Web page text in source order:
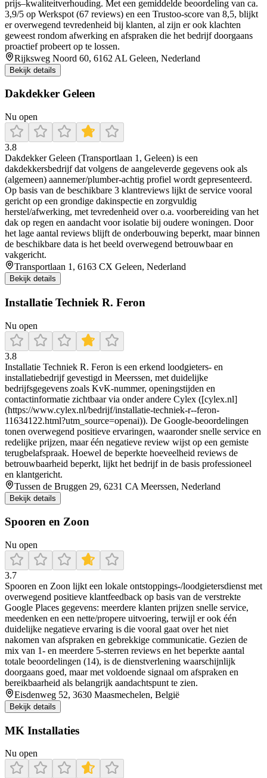
prijs–kwaliteitverhouding. Met een gemiddelde beoordeling van ca.
3,9/5 op Werkspot (67 reviews) en een Trustoo-score van 8,5, blijkt
er overwegend tevredenheid bij klanten, al zijn er ook klachten
geweest rondom afwerking en afspraken die het bedrijf doorgaans
proactief probeert op te lossen.
Rijksweg Noord 60, 6162 AL Geleen, Nederland
Bekijk details
Dakdekker Geleen
Nu open
3.8
Dakdekker Geleen (Transportlaan 1, Geleen) is een
dakdekkersbedrijf dat volgens de aangeleverde gegevens ook als
(algemeen) aannemer/plumber-achtig profiel wordt gepresenteerd.
Op basis van de beschikbare 3 klantreviews lijkt de service vooral
gericht op een grondige dakinspectie en zorgvuldig
herstel/afwerking, met tevredenheid over o.a. voorbereiding van het
dak op regen en aandacht voor isolatie bij oudere woningen. Door
het lage aantal reviews blijft de onderbouwing beperkt, maar binnen
de beschikbare data is het beeld overwegend betrouwbaar en
vakgericht.
Transportlaan 1, 6163 CX Geleen, Nederland
Bekijk details
Installatie Techniek R. Feron
Nu open
3.8
Installatie Techniek R. Feron is een erkend loodgieters- en
installatiebedrijf gevestigd in Meerssen, met duidelijke
bedrijfsgegevens zoals KvK‑nummer, openingstijden en
contactinformatie zichtbaar via onder andere Cylex ([cylex.nl]
(https://www.cylex.nl/bedrijf/installatie-techniek-r--feron-
11634122.html?utm_source=openai)). De Google‑beoordelingen
tonen overwegend positieve ervaringen, waaronder snelle service en
redelijke prijzen, maar één negatieve review wijst op een gemiste
terugbelafspraak. Hoewel de beperkte hoeveelheid reviews de
betrouwbaarheid beperkt, lijkt het bedrijf in de basis professioneel
en klantgericht.
Tussen de Bruggen 29, 6231 CA Meerssen, Nederland
Bekijk details
Spooren en Zoon
Nu open
3.7
Spooren en Zoon lijkt een lokale ontstoppings-/loodgietersdienst met
overwegend positieve klantfeedback op basis van de verstrekte
Google Places gegevens: meerdere klanten prijzen snelle service,
meedenken en een nette/propere uitvoering, terwijl er ook één
duidelijke negatieve ervaring is die vooral gaat over het niet
nakomen van afspraken en gebrekkige communicatie. Gezien de
mix van 1- en meerdere 5-sterren reviews en het beperkte aantal
totale beoordelingen (14), is de dienstverlening waarschijnlijk
doorgaans goed, maar met voldoende signaal om afspraken en
bereikbaarheid als belangrijk aandachtspunt te zien.
Eisdenweg 52, 3630 Maasmechelen, België
Bekijk details
MK Installaties
Nu open